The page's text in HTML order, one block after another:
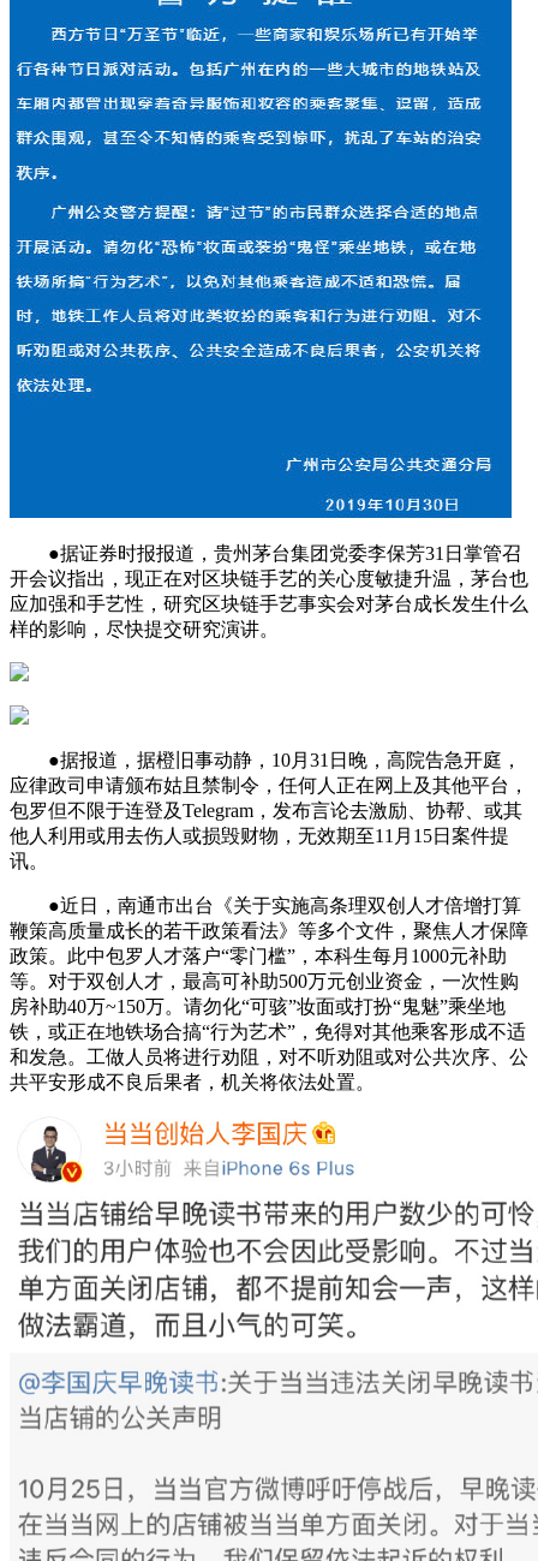
●据证券时报报道，贵州茅台集团党委李保芳31日掌管召
开会议指出，现正在对区块链手艺的关心度敏捷升温，茅台也
应加强和手艺性，研究区块链手艺事实会对茅台成长发生什么
样的影响，尽快提交研究演讲。
●据报道，据橙旧事动静，10月31日晚，高院告急开庭，
应律政司申请颁布姑且禁制令，任何人正在网上及其他平台，
包罗但不限于连登及Telegram，发布言论去激励、协帮、或其
他人利用或用去伤人或损毁财物，无效期至11月15日案件提
讯。
●近日，南通市出台《关于实施高条理双创人才倍增打算
鞭策高质量成长的若干政策看法》等多个文件，聚焦人才保障
政策。此中包罗人才落户“零门槛”，本科生每月1000元补助
等。对于双创人才，最高可补助500万元创业资金，一次性购
房补助40万~150万。请勿化“可骇”妆面或打扮“鬼魅”乘坐地
铁，或正在地铁场合搞“行为艺术”，免得对其他乘客形成不适
和发急。工做人员将进行劝阻，对不听劝阻或对公共次序、公
共平安形成不良后果者，机关将依法处置。